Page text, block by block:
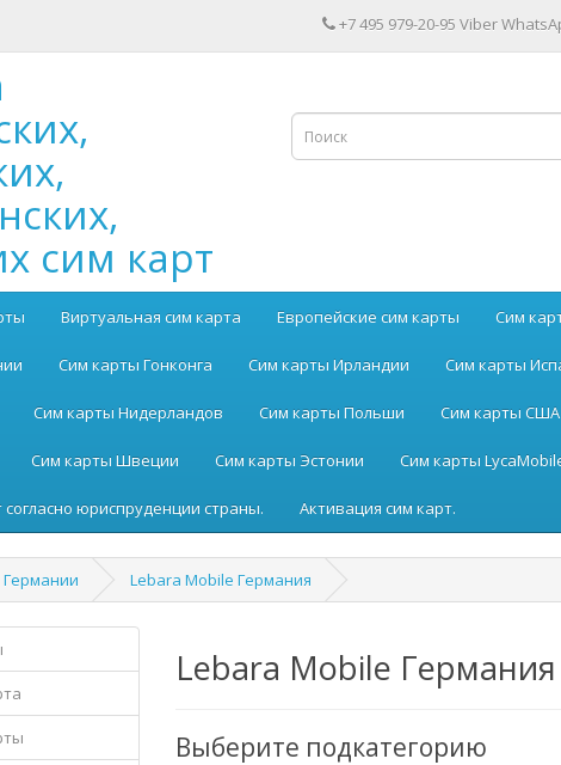
+7 495 979-20-95 Viber
сим карт
Виртуальная сим карта Европейские сим карты Сим
Сим карты Гонконга Сим карты Ирландии Сим карты
Сим карты Нидерландов Сим карты Польши Сим карты США
Сим карты Швеции Сим карты Эстонии Сим карты
юриспруденции страны. Активация сим карт.
Lebara Mobile Германия
Lebara Mobile Германия
Выберите подкатегорию